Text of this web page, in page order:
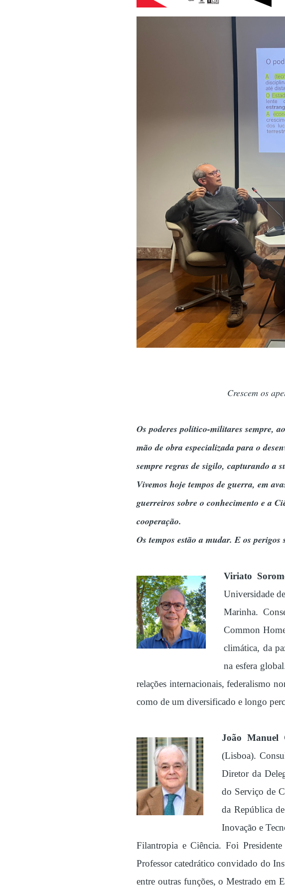
Crescem os
Os poderes político-militares sempre,
mão de obra especializada para o
sempre regras de sigilo, capturando a
Vivemos hoje tempos de guerra, em
guerreiros sobre o conhecimento e a
cooperação.
Os tempos estão a mudar. E os perigos
Viriato
Universidade
Marinha.
Common
climática, da
na esfera
relações internacionais, federalismo
como de um diversificado e longo
João Manuel
(Lisboa).
Diretor da
do Serviço de
da República
Inovação e
Filantropia e Ciência. Foi
Professor catedrático convidado do
entre outras funções, o Mestrado em